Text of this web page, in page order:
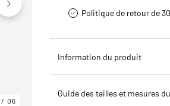
06
Politique de retour de
Information du produit
Guide des tailles et mesures